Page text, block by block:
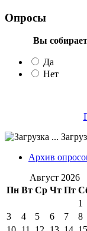
Опросы
Вы
Да
Нет
Архив
Август 2026
Пн Вт Ср Чт Пт
1
3
4 5 6 7 8